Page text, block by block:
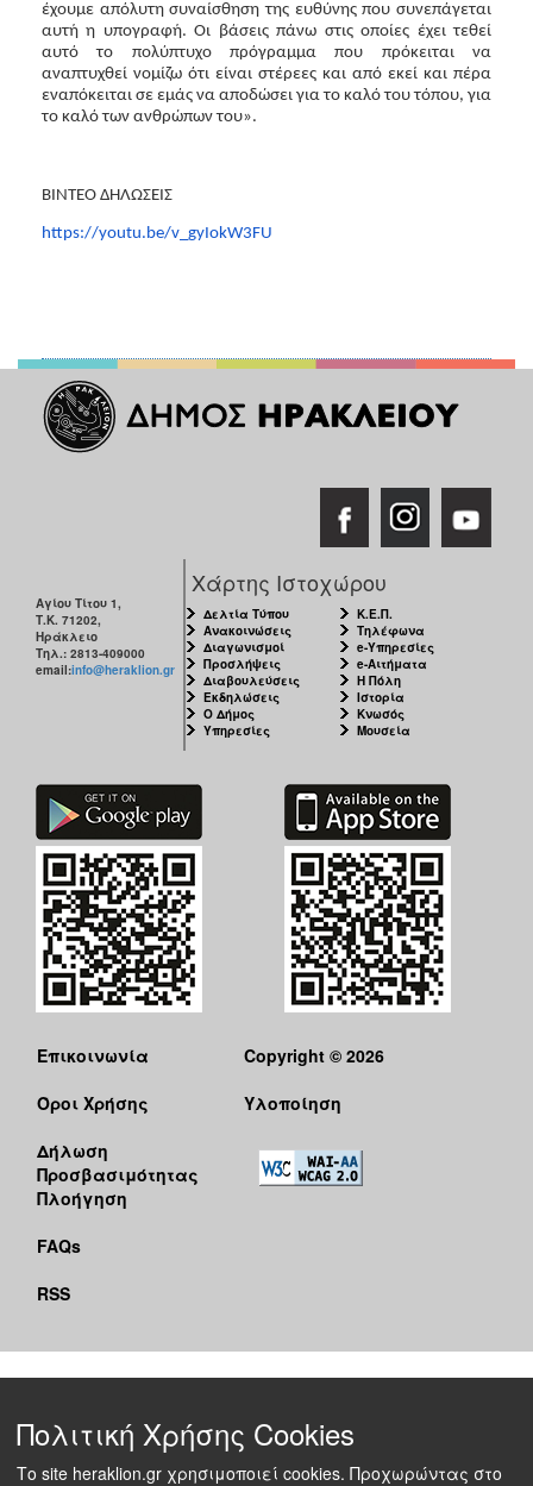
έχουμε απόλυτη συναίσθηση της ευθύνης που συνεπάγεται
αυτή η υπογραφή. Οι βάσεις πάνω στις οποίες έχει τεθεί
αυτό το πολύπτυχο πρόγραμμα που πρόκειται να
αναπτυχθεί νομίζω ότι είναι στέρεες και από εκεί και πέρα
εναπόκειται σε εμάς να αποδώσει για το καλό του τόπου, για
το καλό των ανθρώπων του».
ΒΙΝΤΕΟ ΔΗΛΩΣΕΙΣ
https://youtu.be/v_gyIokW3FU
Αγίου Τίτου 1,
Τ.Κ. 71202,
Ηράκλειο
Τηλ.: 2813-409000
email:info@heraklion.gr
Χάρτης Ιστοχώρου
Δελτία Τύπου
Ανακοινώσεις
Διαγωνισμοί
Προσλήψεις
Διαβουλεύσεις
Εκδηλώσεις
Ο Δήμος
Υπηρεσίες
Κ.Ε.Π.
Τηλέφωνα
e-Υπηρεσίες
e-Αιτήματα
Η Πόλη
Ιστορία
Κνωσός
Μουσεία
Επικοινωνία
Όροι Χρήσης
Δήλωση
Προσβασιμότητας
Πλοήγηση
FAQs
RSS
Copyright © 2026
Υλοποίηση
Πολιτική Χρήσης Cookies
Το site heraklion.gr χρησιμοποιεί cookies. Προχωρώντας στο